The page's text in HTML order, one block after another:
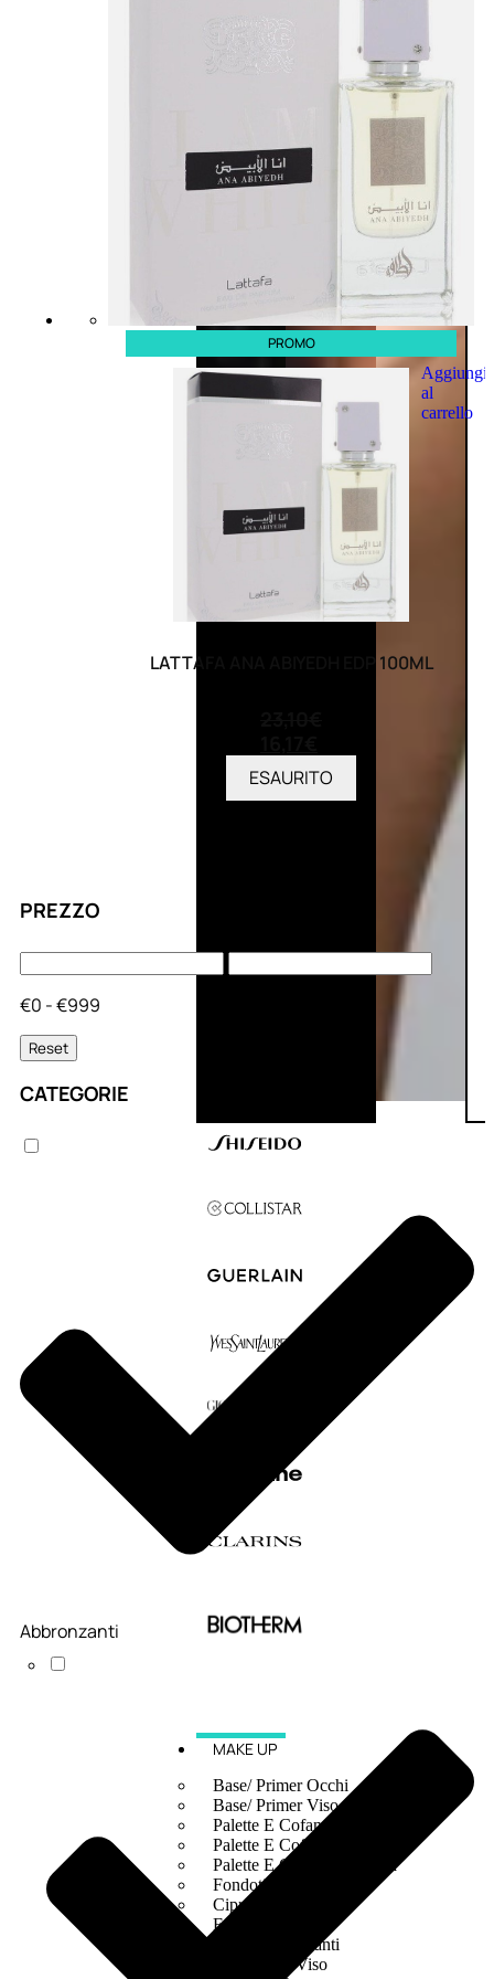
Aggiungi
al
carrello
MAKE UP
Base/ Primer Occhi
Base/ Primer Viso
Palette E Cofanetti Occhi
Palette E Cofanetti Viso
Palette E Cofanetti Labbra
Fondotinta
Cipria
Fard/Blush
Terre Abbronzanti
Illuminante Viso
PREZZO
€0 - €999
Reset
CATEGORIE
Abbronzanti
PROMO
LATTAFA ANA ABIYEDH EDP 100ML
ESAURITO